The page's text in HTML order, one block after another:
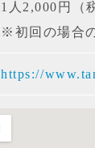
1人2,000円（
※初回の場合
https://